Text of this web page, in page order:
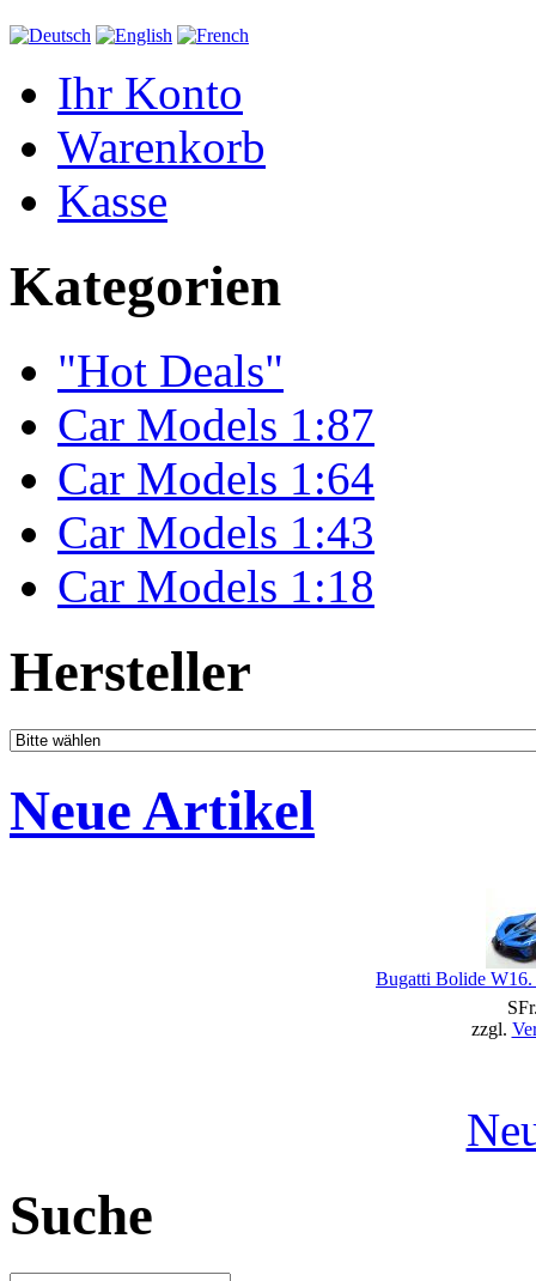
Ihr Konto
Warenkorb
Kasse
Kategorien
"Hot Deals"
Car Models 1:87
Car Models 1:64
Car Models 1:43
Car Models 1:18
Hersteller
Neue Artikel
Bugatti Bolide
zzgl.
Suche